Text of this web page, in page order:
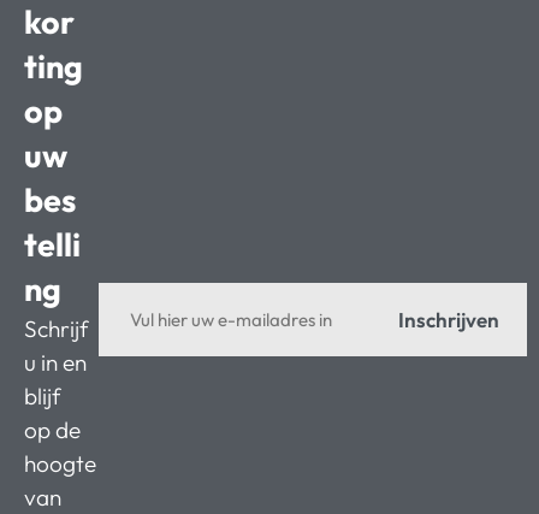
kor
ting
op
uw
bes
telli
ng
Schrijf
u in en
blijf
op de
hoogte
van
Inschrijven